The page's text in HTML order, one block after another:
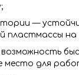
—
пластмассы на
место для